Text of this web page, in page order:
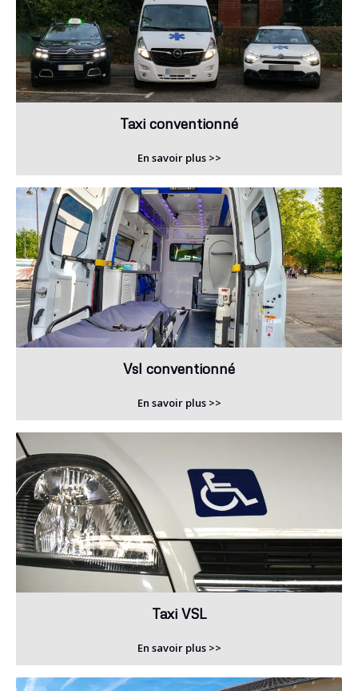
Taxi conventionné
En savoir plus >>
Vsl conventionné
En savoir plus >>
Taxi VSL
En savoir plus >>